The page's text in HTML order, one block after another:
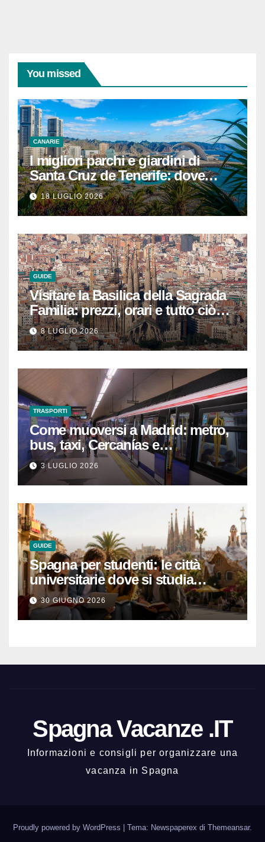
You missed
CANARIE
I migliori parchi e giardini di
Santa Cruz de Tenerife: dove
rilassarsi
18 LUGLIO 2026
GUIDE
Visitare la Basilica della Sagrada
Familia: prezzi, orari e tutto ciò
che devi sapere per
un’esperienza indimenticabile
8 LUGLIO 2026
TRASPORTI
Come muoversi a Madrid: metro,
bus, taxi, Cercanías e
abbonamenti turistici
3 LUGLIO 2026
GUIDE
Spagna per studenti: le città
universitarie dove si studia
meglio e con una buona vita
notturna
30 GIUGNO 2026
Spagna Vacanze .IT
Informazioni e consigli per organizzare una
vacanza in Spagna
Proudly powered by WordPress | Tema: Newspaperex di Themeansar.